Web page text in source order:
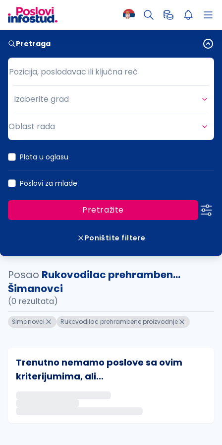
Pretraga
Pozicija, poslodavac ili ključna reč
Pozicija, poslodavac ili ključna reč
Grad
Izaberite grad
Oblast rada
Plata u oglasu
Poslovi za mlade
Pretražite
Poništite filtere
Posao Rukovodilac prehramben...
Šimanovci
(0 rezultata)
Šimanovci Rukovodilac prehrambene proizvodnje
Trenutno nemamo poslove sa ovim
kriterijumima, ali...